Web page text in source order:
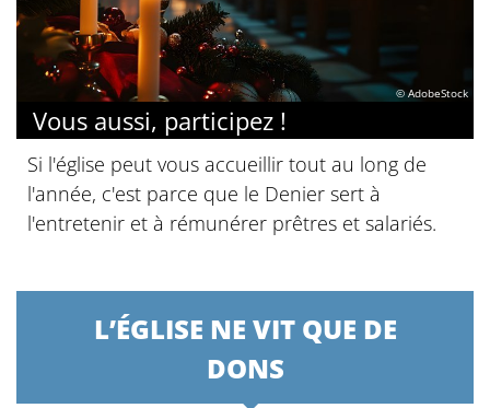
© AdobeStock
Vous aussi, participez !
Si l'église peut vous accueillir tout au long de
l'année, c'est parce que le Denier sert à
l'entretenir et à rémunérer prêtres et salariés.
L’ÉGLISE NE VIT QUE DE
DONS